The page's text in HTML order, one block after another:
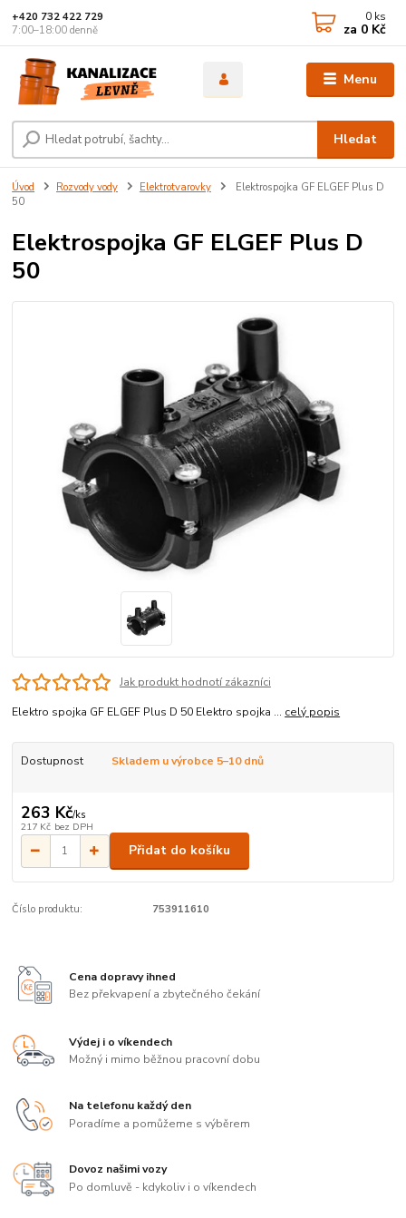
Menu
Hledat
+420 732 422 729
7:00–18:00 denně
0 ks
za 0 Kč
Úvod Rozvody vody Elektrotvarovky
Elektrospojka GF ELGEF Plus D
50
Elektrospojka GF ELGEF Plus D
50
Jak produkt hodnotí zákazníci
Elektro spojka GF ELGEF Plus D 50 Elektro spojka ... celý popis
Dostupnost Skladem u výrobce 5–10 dnů
263 Kč/ks
217 Kč bez DPH
Přidat do košíku
Číslo produktu: 753911610
Cena dopravy ihned
Bez překvapení a zbytečného čekání
Výdej i o víkendech
Možný i mimo běžnou pracovní dobu
Na telefonu každý den
Poradíme a pomůžeme s výběrem
Dovoz našimi vozy
Po domluvě - kdykoliv i o víkendech